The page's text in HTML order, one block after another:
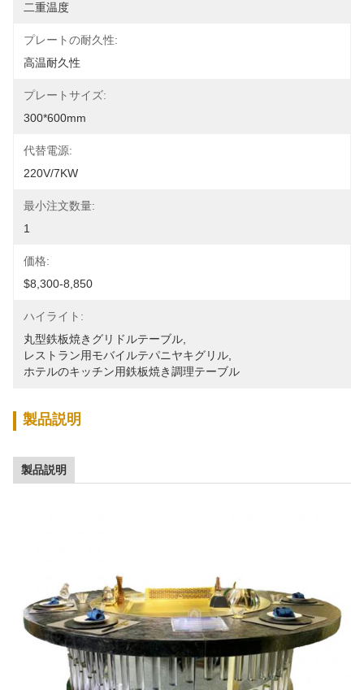
二重温度
プレートの耐久性:
高温耐久性
プレートサイズ:
300*600mm
代替電源:
220V/7KW
最小注文数量:
1
価格:
$8,300-8,850
ハイライト:
丸型鉄板焼きグリドルテーブル
レストラン用モバイルテパニヤキグリル
ホテルのキッチン用鉄板焼き調理テーブル
製品説明
製品説明